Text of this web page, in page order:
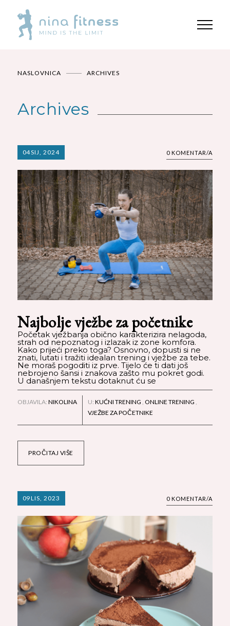
NASLOVNICA ARCHIVES
Archives
04SIJ, 2024 0 KOMENTAR/A
Najbolje vježbe za početnike
Početak vježbanja obično karakterizira nelagoda,
strah od nepoznatog i izlazak iz zone komfora.
Kako prijeći preko toga? Osnovno, dopusti si ne
znati, lutati i tražiti idealan trening i vježbe za tebe.
Ne moraš pogoditi iz prve. Tijelo će ti dati još
nebrojeno šansi i znakova zašto mu pokret godi.
U današnjem tekstu dotaknut ću se
PROČITAJ VIŠE
OBJAVILA: NIKOLINA U: KUĆNI TRENING , ONLINE TRENING ,
VJEŽBE ZA POČETNIKE
09LIS, 2023 0 KOMENTAR/A